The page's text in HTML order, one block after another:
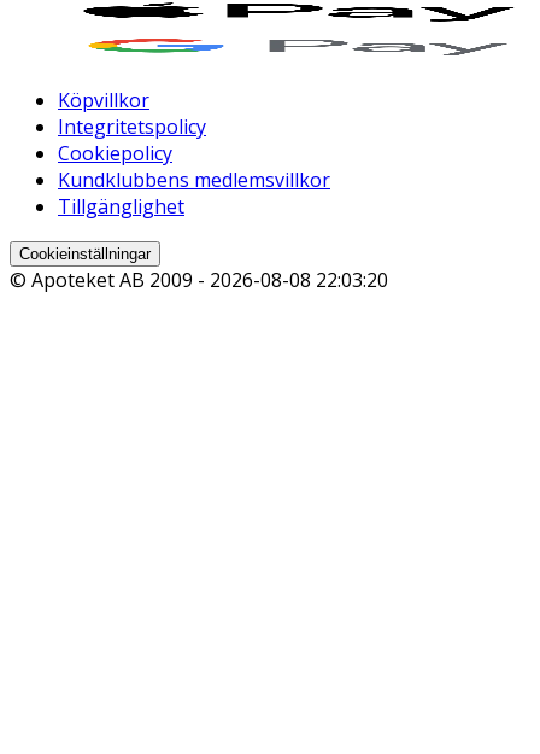
Köpvillkor
Integritetspolicy
Cookiepolicy
Kundklubbens medlemsvillkor
Tillgänglighet
Cookieinställningar
© Apoteket AB 2009 - 2026-08-08 22:03:20